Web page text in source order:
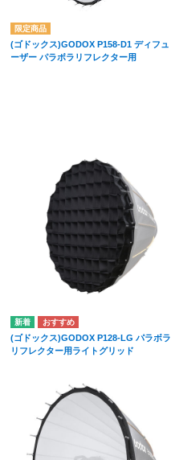
(ゴドックス)GODOX P158-D1 ディフュ
ーザー パラボラリフレクター用
(ゴドックス)GODOX P128-LG パラボラ
リフレクター用ライトグリッド